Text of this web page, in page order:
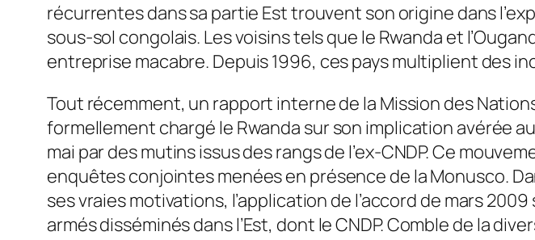
récurrentes dans sa partie Est trouvent son origine dans
sous-sol congolais. Les voisins tels que le Rwanda et
entreprise macabre. Depuis 1996, ces pays multiplient des
Tout récemment, un rapport interne de la Mission des
formellement chargé le Rwanda sur son implication avérée
mai par des mutins issus des rangs de l’ex-CNDP. Ce
enquêtes conjointes menées en présence de la Monusco.
ses vraies motivations, l’application de l’accord de mars
armés disséminés dans l’Est, dont le CNDP. Comble de la